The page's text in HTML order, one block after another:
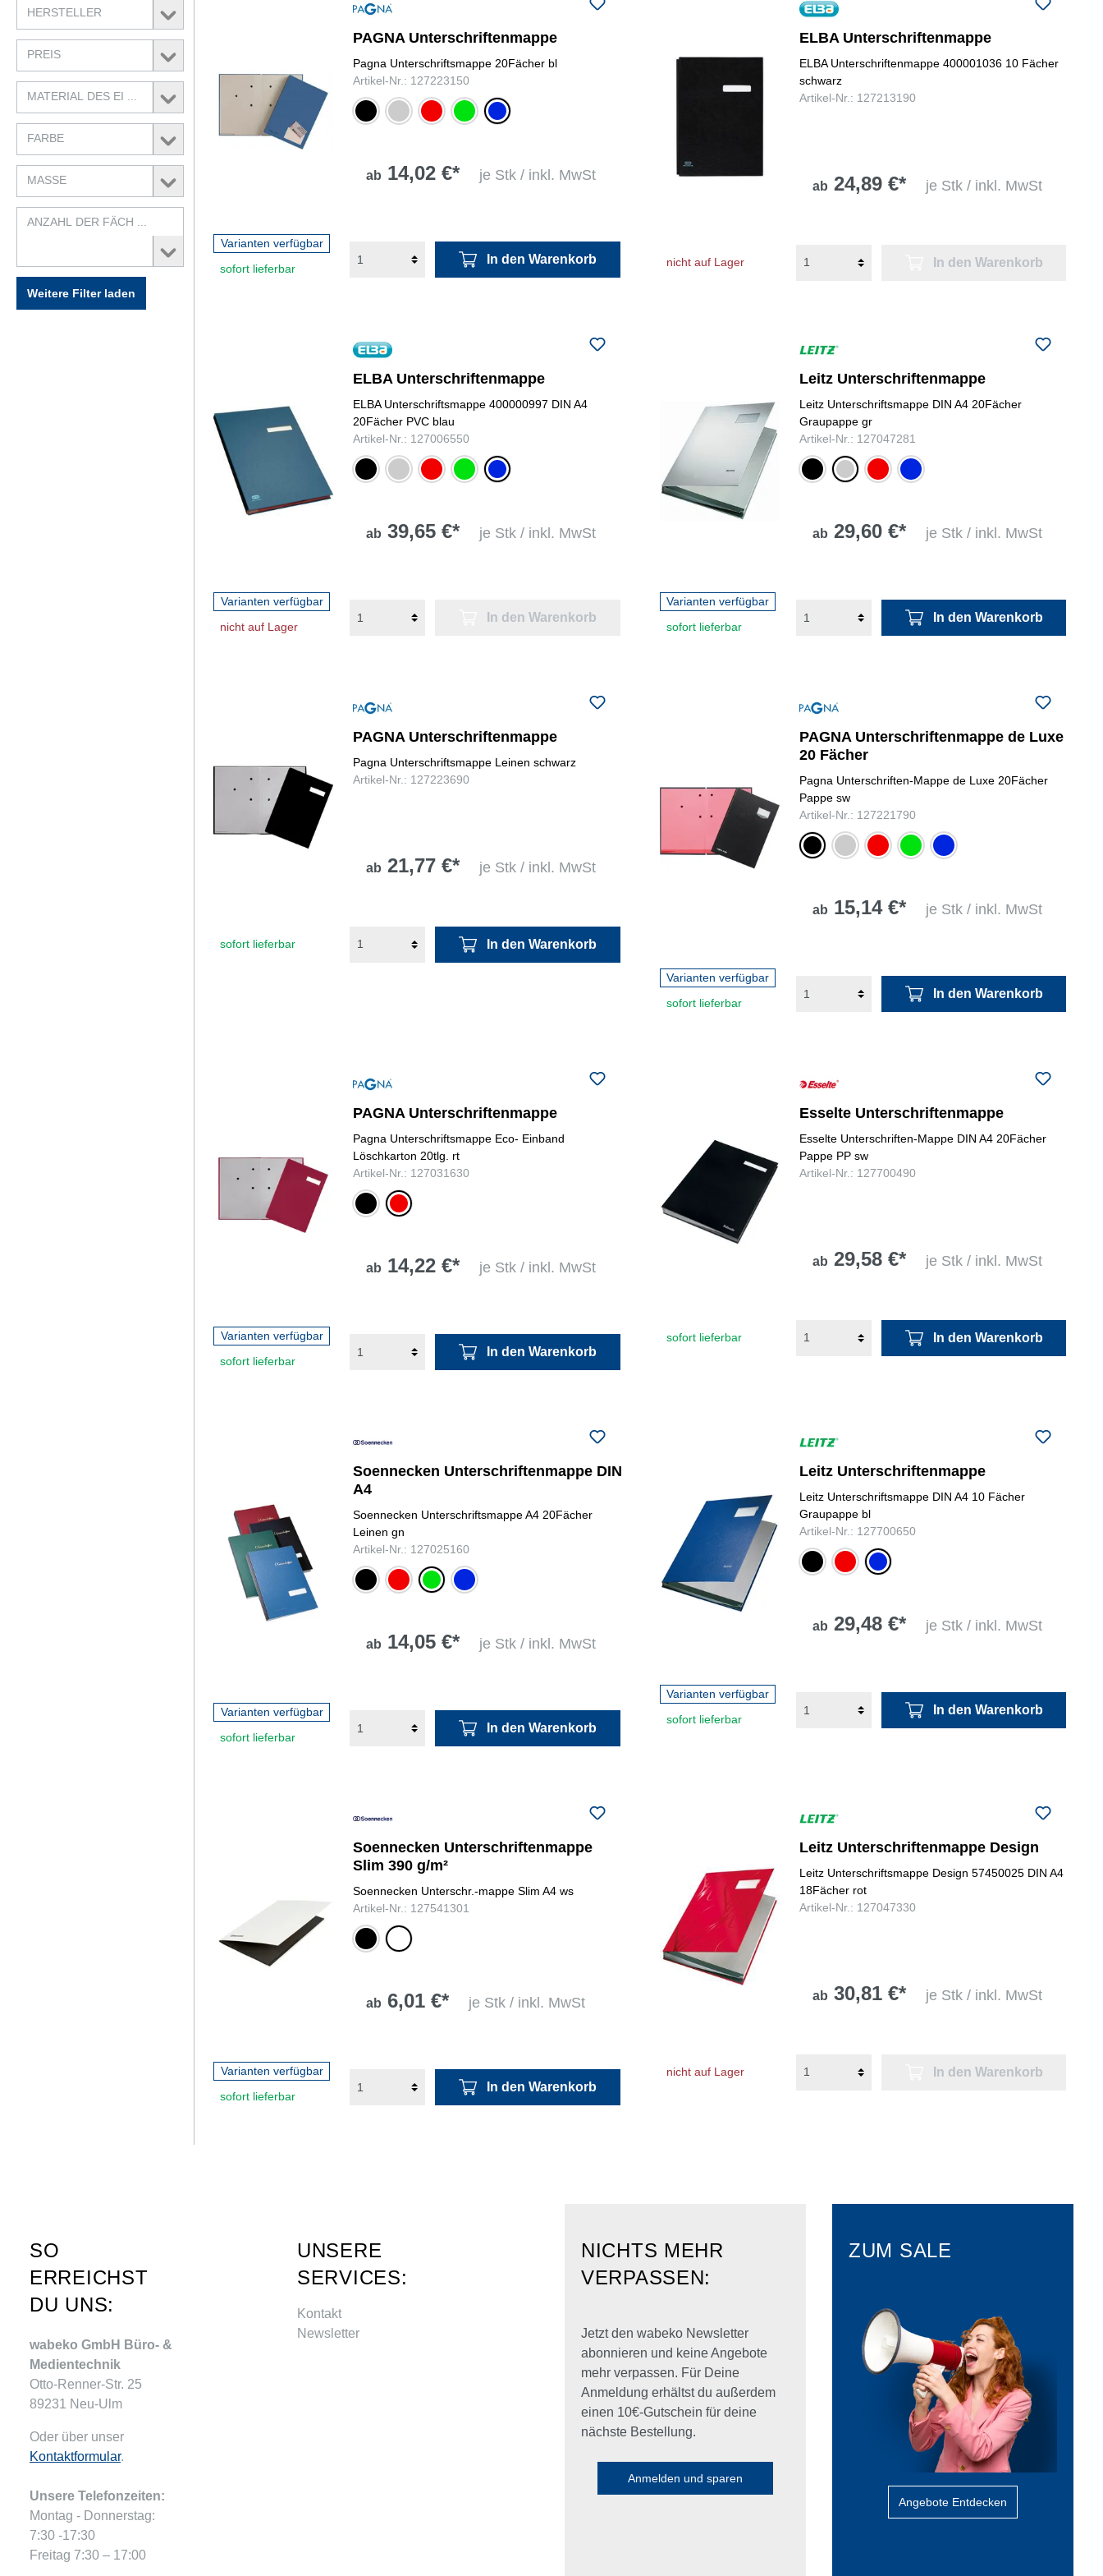
folgenden Nummer bei uns:
0731 977197-0
HERSTELLER
PREIS
FARBE
MASSE
Weitere Filter laden
PAGNA Unterschriftenmappe
Pagna Unterschriftsmappe 20Fächer bl
Artikel-Nr.: 127223150
schwarzsilber grün blau
ab 14,02 €* je Stk / inkl. MwSt
Varianten verfügbar
sofort lieferbar
In den Warenkorb
ELBA Unterschriftenmappe
ELBA Unterschriftenmappe 400001036 10 Fächer
schwarz
Artikel-Nr.: 127213190
ab 24,89 €* je Stk / inkl. MwSt
nicht auf Lager In den Warenkorb
ELBA Unterschriftenmappe
ELBA Unterschriftsmappe 400000997 DIN A4
20Fächer PVC blau
Artikel-Nr.: 127006550
schwarzgrau grün blau
ab 39,65 €* je Stk / inkl. MwSt
Varianten verfügbar
nicht auf Lager
In den Warenkorb
Leitz Unterschriftenmappe
Leitz Unterschriftsmappe DIN A4 20Fächer
Graupappe gr
Artikel-Nr.: 127047281
schwarzgrau blau
ab 29,60 €* je Stk / inkl. MwSt
Varianten verfügbar
sofort lieferbar
In den Warenkorb
PAGNA Unterschriftenmappe
Pagna Unterschriftsmappe Leinen schwarz
Artikel-Nr.: 127223690
ab 21,77 €* je Stk / inkl. MwSt
sofort lieferbar In den Warenkorb
PAGNA Unterschriftenmappe de Luxe
20 Fächer
Pagna Unterschriften-Mappe de Luxe 20Fächer
Pappe sw
Artikel-Nr.: 127221790
schwarzgrau grün blau
ab 15,14 €* je Stk / inkl. MwSt
Varianten verfügbar
sofort lieferbar
In den Warenkorb
PAGNA Unterschriftenmappe
Pagna Unterschriftsmappe Eco- Einband
Löschkarton 20tlg. rt
Artikel-Nr.: 127031630
schwarzrot
ab 14,22 €* je Stk / inkl. MwSt
Varianten verfügbar
sofort lieferbar
In den Warenkorb
Esselte Unterschriftenmappe
Esselte Unterschriften-Mappe DIN A4 20Fächer
Pappe PP sw
Artikel-Nr.: 127700490
ab 29,58 €* je Stk / inkl. MwSt
sofort lieferbar In den Warenkorb
Soennecken Unterschriftenmappe DIN
A4
Soennecken Unterschriftsmappe A4 20Fächer
Leinen gn
Artikel-Nr.: 127025160
schwarz grün blau
ab 14,05 €* je Stk / inkl. MwSt
Varianten verfügbar
sofort lieferbar
In den Warenkorb
Leitz Unterschriftenmappe
Leitz Unterschriftsmappe DIN A4 10 Fächer
Graupappe bl
Artikel-Nr.: 127700650
schwarz blau
ab 29,48 €* je Stk / inkl. MwSt
Varianten verfügbar
sofort lieferbar
In den Warenkorb
Soennecken Unterschriftenmappe
Slim 390 g/m²
Soennecken Unterschr.-mappe Slim A4 ws
Artikel-Nr.: 127541301
schwarzweiß
ab 6,01 €* je Stk / inkl. MwSt
Varianten verfügbar
sofort lieferbar
In den Warenkorb
Leitz Unterschriftenmappe Design
Leitz Unterschriftsmappe Design 57450025 DIN A4
18Fächer rot
Artikel-Nr.: 127047330
ab 30,81 €* je Stk / inkl. MwSt
nicht auf Lager In den Warenkorb
SO
ERREICHST
DU UNS:
wabeko GmbH Büro- &
Medientechnik
Otto-Renner-Str. 25
89231 Neu-Ulm
Oder über unser
Kontaktformular.
Unsere Telefonzeiten:
Montag - Donnerstag:
7:30 -17:30
Freitag 7:30 – 17:00
UNSERE
SERVICES:
Kontakt
Newsletter
NICHTS MEHR
VERPASSEN:
Jetzt den wabeko Newsletter
abonnieren und keine Angebote
mehr verpassen. Für Deine
Anmeldung erhältst du außerdem
einen 10€-Gutschein für deine
nächste Bestellung.
Anmelden und sparen
ZUM SALE
Angebote Entdecken